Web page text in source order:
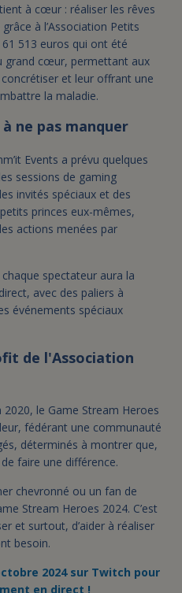
à cœur : réaliser les rêves
à l’Association Petits
513 euros qui ont été
grand cœur, permettant aux
et leur offrant une
la maladie.
ne pas manquer
Events a prévu quelques
sessions de gaming
invités spéciaux et des
princes eux-mêmes,
actions menées par
spectateur aura la
avec des paliers à
événements spéciaux
de l'Association
le Game Stream Heroes
fédérant une communauté
déterminés à montrer que,
faire une différence.
chevronné ou un fan de
Stream Heroes 2024. C’est
et surtout, d’aider à réaliser
besoin.
2024 sur Twitch pour
en direct !